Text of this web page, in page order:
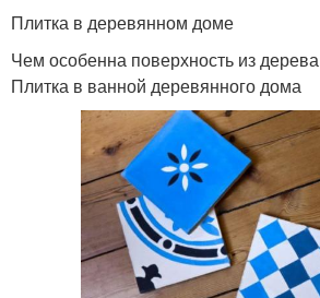
Плитка в деревянном доме
Чем особенна поверхность из дерева
Плитка в ванной деревянного дома